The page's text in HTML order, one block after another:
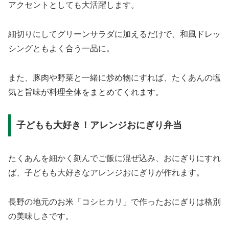
アクセントとしても大活躍します。
細切りにしてグリーンサラダに加えるだけで、和風ドレッ
シングともよく合う一品に。
また、豚肉や野菜と一緒に炒め物にすれば、たくあんの塩
気と旨味が料理全体をまとめてくれます。
子どもも大好き！アレンジおにぎり弁当
たくあんを細かく刻んでご飯に混ぜ込み、おにぎりにすれ
ば、子どもも大好きなアレンジおにぎりが作れます。
長野の地元のお米「コシヒカリ」で作ったおにぎりは格別
の美味しさです。